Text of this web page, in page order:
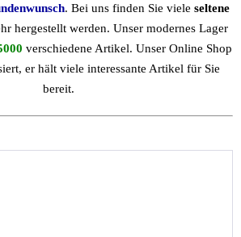
. Bei uns finden Sie viele seltene
hergestellt werden. Unser modernes Lager
verschiedene Artikel. Unser Online Shop
er hält viele interessante Artikel für Sie
bereit.